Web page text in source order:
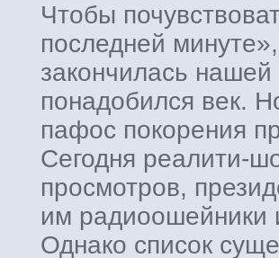
Чтобы
последней
закончилась
понадобился век.
пафос покорения
Сегодня реалити-
просмотров,
им радиоошейники
Однако список